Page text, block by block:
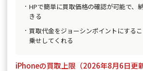
HPで簡単に買取価格の確認が可能で、
きる
買取代金をジョーシンポイントにする
乗せしてくれる
iPhoneの買取上限（2026年8月6日更新